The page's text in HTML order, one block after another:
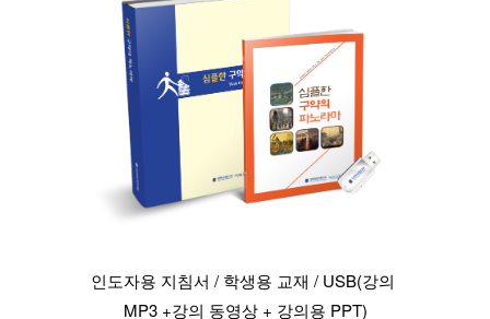
인도자용 지침서 / 학생용 교재 / USB(강의
MP3 +강의 동영상 + 강의용 PPT)